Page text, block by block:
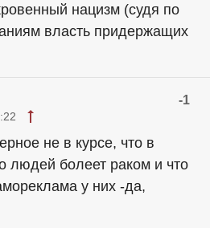
нацизм (судя по
власть придержащих
-1
не в курсе, что в
людей болеет раком и что
у них -да,